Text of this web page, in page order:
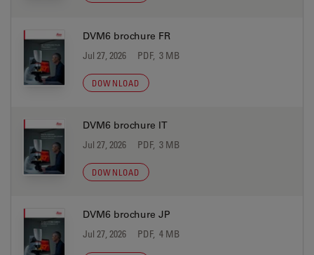
DVM6 brochure FR
Jul 27, 2026 PDF, 3 MB
DOWNLOAD
DVM6 brochure IT
Jul 27, 2026 PDF, 3 MB
DOWNLOAD
DVM6 brochure JP
Jul 27, 2026 PDF, 4 MB